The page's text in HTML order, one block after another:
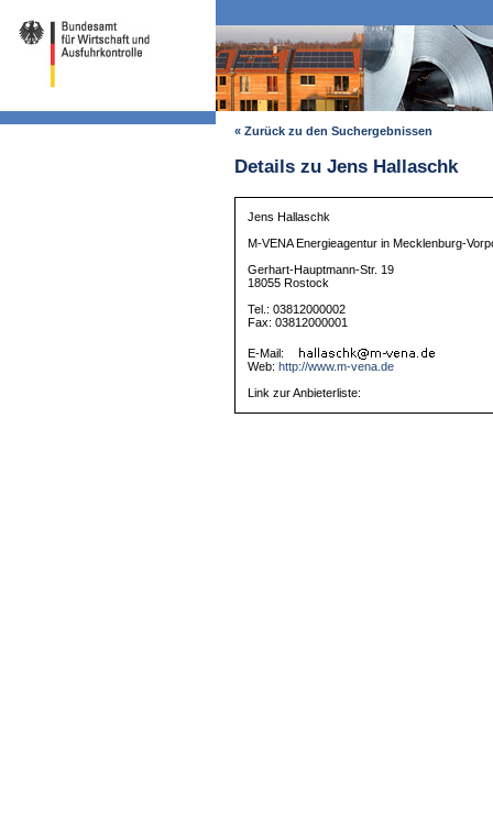
« Zurück zu den Suchergebnissen
Details zu Jens Hallaschk
Jens Hallaschk
M-VENA Energieagentur in Mecklenburg-
Gerhart-Hauptmann-Str. 19
18055 Rostock
Tel.: 03812000002
Fax: 03812000001
E-Mail:
Web: http://www.m-vena.de
Link zur Anbieterliste: